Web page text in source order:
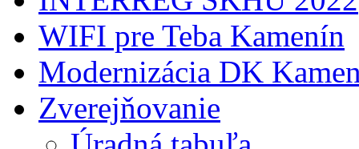
WIFI pre Teba Kamenín
Modernizácia DK
Zverejňovanie